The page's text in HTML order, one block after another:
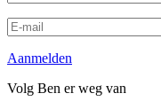
Aanmelden
Volg Ben er weg van